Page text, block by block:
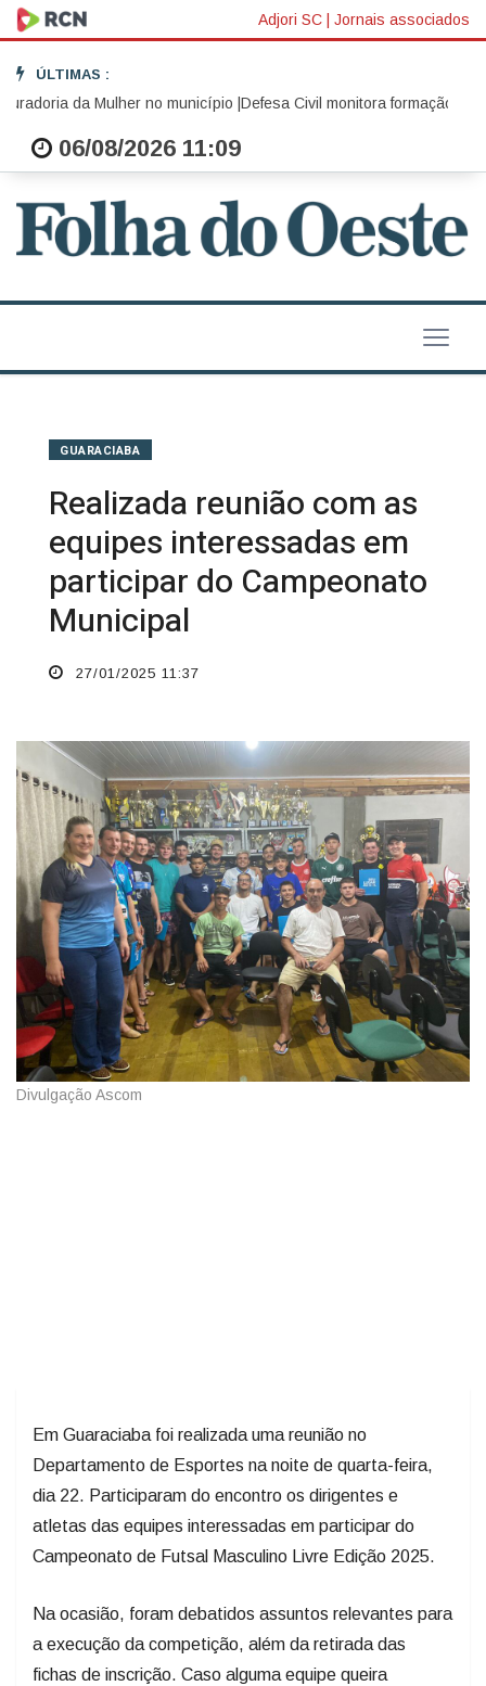
Adjori SC | Jornais associados
ÚLTIMAS :
da Mulher no município |Defesa Civil monitora formação de
06/08/2026 11:09
GUARACIABA
Realizada reunião com as
equipes interessadas em
participar do Campeonato
Municipal
27/01/2025 11:37
Divulgação Ascom
Em Guaraciaba foi realizada uma reunião no
Departamento de Esportes na noite de quarta-feira,
dia 22. Participaram do encontro os dirigentes e
atletas das equipes interessadas em participar do
Campeonato de Futsal Masculino Livre Edição 2025.
Na ocasião, foram debatidos assuntos relevantes para
a execução da competição, além da retirada das
fichas de inscrição. Caso alguma equipe queira